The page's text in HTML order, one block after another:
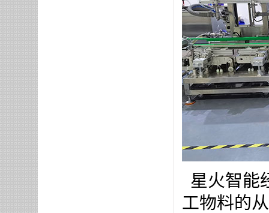
星火智能
工物料的